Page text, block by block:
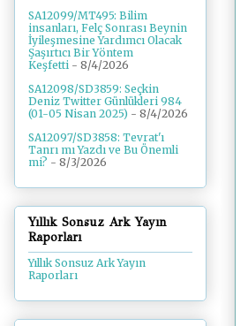
SA12099/MT495: Bilim
insanları, Felç Sonrası Beynin
İyileşmesine Yardımcı Olacak
Şaşırtıcı Bir Yöntem
Keşfetti - 8/4/2026
SA12098/SD3859: Seçkin
Deniz Twitter Günlükleri 984
(01-05 Nisan 2025) - 8/4/2026
SA12097/SD3858: Tevrat'ı
Tanrı mı Yazdı ve Bu Önemli
mi? - 8/3/2026
Yıllık Sonsuz Ark Yayın
Raporları
Yıllık Sonsuz Ark Yayın
Raporları